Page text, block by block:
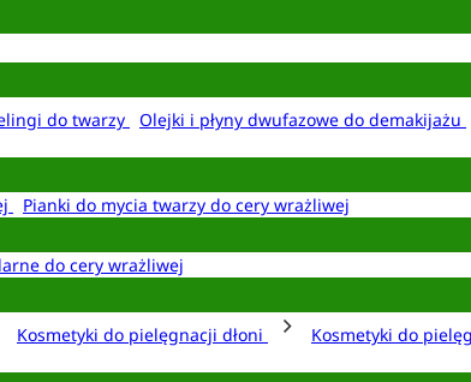
do twarzy Olejki i płyny dwufazowe do demakijażu
Pianki do mycia twarzy do cery wrażliwej
do cery wrażliwej
Kosmetyki do pielęgnacji dłoni Kosmetyki do